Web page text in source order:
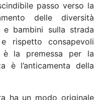
passo verso la
delle diversità
bambini sulla strada
rispetto consapevoli
è la premessa per la
è l’anticamenta della
ha un modo originale